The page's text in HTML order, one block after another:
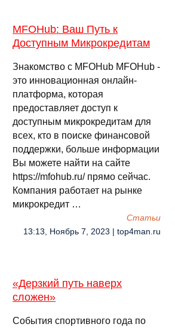
MFOHub: Ваш Путь к
Доступным Микрокредитам
Знакомство с MFOHub MFOHub -
это инновационная онлайн-
платформа, которая
предоставляет доступ к
доступным микрокредитам для
всех, кто в поиске финансовой
поддержки, больше информации
Вы можете найти на сайте
https://mfohub.ru/ прямо сейчас.
Компания работает на рынке
микрокредит …
Cтатьи
13:13, Ноябрь 7, 2023 | top4man.ru
«Дерзкий путь наверх
сложен»
События спортивного года по